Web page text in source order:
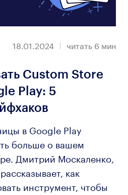
18.01.2024 читать 6 мин
Custom Store
Play: 5
в Google Play
больше о вашем
Дмитрий Москаленко,
как
инструмент, чтобы